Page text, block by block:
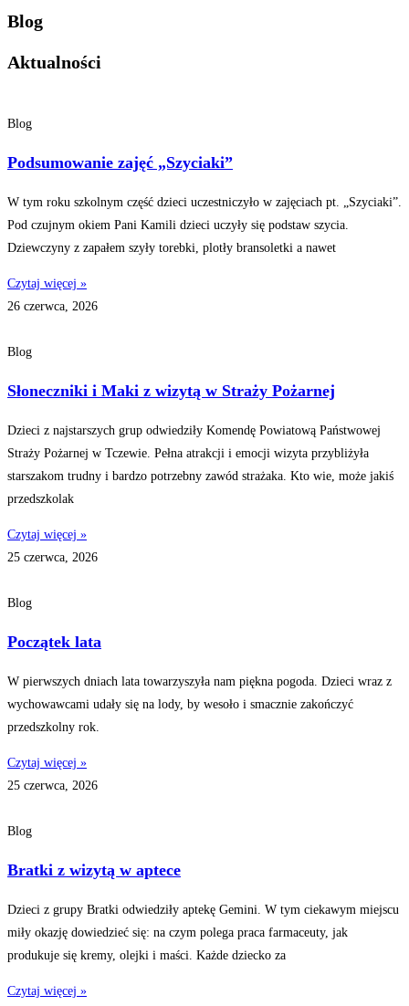
Blog
Aktualności
Blog
Podsumowanie zajęć „Szyciaki”
W tym roku szkolnym część dzieci uczestniczyło w zajęciach pt. „Szyciaki”.
Pod czujnym okiem Pani Kamili dzieci uczyły się podstaw szycia.
Dziewczyny z zapałem szyły torebki, plotły bransoletki a nawet
Czytaj więcej »
26 czerwca, 2026
Blog
Słoneczniki i Maki z wizytą w Straży Pożarnej
Dzieci z najstarszych grup odwiedziły Komendę Powiatową Państwowej
Straży Pożarnej w Tczewie. Pełna atrakcji i emocji wizyta przybliżyła
starszakom trudny i bardzo potrzebny zawód strażaka. Kto wie, może jakiś
przedszkolak
Czytaj więcej »
25 czerwca, 2026
Blog
Początek lata
W pierwszych dniach lata towarzyszyła nam piękna pogoda. Dzieci wraz z
wychowawcami udały się na lody, by wesoło i smacznie zakończyć
przedszkolny rok.
Czytaj więcej »
25 czerwca, 2026
Blog
Bratki z wizytą w aptece
Dzieci z grupy Bratki odwiedziły aptekę Gemini. W tym ciekawym miejscu
miły okazję dowiedzieć się: na czym polega praca farmaceuty, jak
produkuje się kremy, olejki i maści. Każde dziecko za
Czytaj więcej »